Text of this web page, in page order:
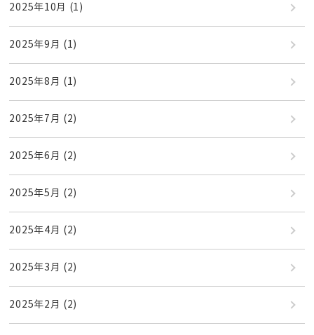
2025年10月 (1)
2025年9月 (1)
2025年8月 (1)
2025年7月 (2)
2025年6月 (2)
2025年5月 (2)
2025年4月 (2)
2025年3月 (2)
2025年2月 (2)